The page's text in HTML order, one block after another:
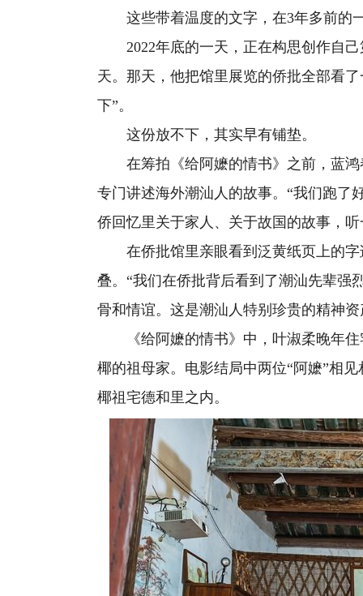
这些带着温度的文字，在3年多前的
2022年底的一天，正在构思创作自己
天。那天，他把馆里展览的侨批全部看
下”。
这份放不下，其实早有铺垫。
在筹拍《给阿嬷的情书》之前，蓝鸿
专门讲述海外潮汕人的故事。“我们跑了
侨回忆里关于家人、关于故国的故事，
在侨批馆里亲眼看到泛黄纸页上的字
叠。“我们在侨批背后看到了潮汕先辈强
骨和情谊。这是潮汕人特别珍贵的精神
《给阿嬷的情书》中，叶淑柔晚年住
椰的祖母家。电影结局中两位“阿嬷”相
椰祖宅德和里之内。